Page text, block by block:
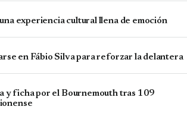
experiencia cultural llena de emoción
en Fábio Silva para reforzar la delantera
y ficha por el Bournemouth tras 109